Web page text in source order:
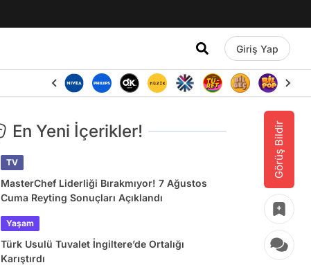
Giriş Yap
Görüş Bildir
En Yeni İçerikler!
TV
MasterChef Liderliği Bırakmıyor! 7 Ağustos
Cuma Reyting Sonuçları Açıklandı
Yaşam
Türk Usulü Tuvalet İngiltere’de Ortalığı
Karıştırdı